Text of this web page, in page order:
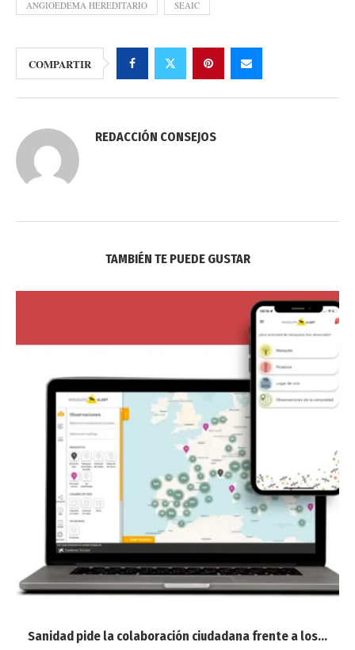
ANGIOEDEMA HEREDITARIO SEAIC
COMPARTIR
REDACCIÓN CONSEJOS
TAMBIÉN TE PUEDE GUSTAR
Sanidad pide la colaboración ciudadana frente a los...